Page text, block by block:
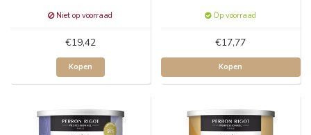
Niet op voorraad
€19,42
Kopen
Op voorraad
€17,77
Kopen